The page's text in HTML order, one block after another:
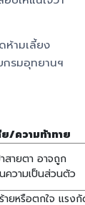
ามเลี้ยง
รมอุทยานฯ
/ความท้าทาย
าสายตา อาจถูก
ความเป็นส่วนตัว
ายหรือตกใจ แรง